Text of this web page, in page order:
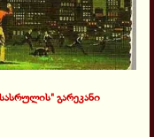
გარეკანი